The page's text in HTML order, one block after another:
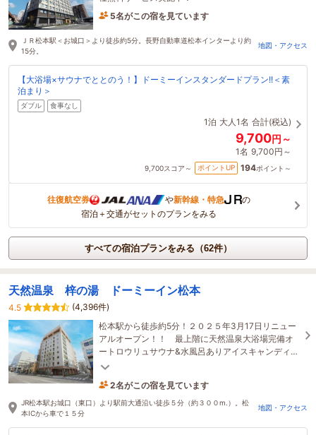
5名がこの宿を見ています
ＪＲ松本駅＜お城口＞より徒歩約5分。長野自動車道松本インターより約
15分。
地図・アクセス
【大浴場×サウナでととのう！】ドーミーインスタンダードプラン!!＜素
泊まり＞
ダブル 食事なし
1泊 大人1名 合計(税込)
9,700円～
1名 9,700円～
9,700スコア～ ポイントUP 194ポイント～
往復航空券 や新幹線・特急
の
宿泊＋交通がセットのプランをみる
すべての宿泊プランをみる（62件）
天然温泉 梓の湯 ドーミーイン松本
4.5
(4,396件)
松本駅から徒歩約5分！２０２５年3月17日リニュー
アルオープン！！ 最上階に天然温泉大浴場完備オ
ートロウリュサウナ&水風呂ありアイスキャンディ・
乳酸菌無料サービス実施中♪
2名がこの宿を見ています
1時間前に予約されました
JR松本駅お城口（東口）より駅前大通沿い徒歩５分（約３００m.）。松
本ICから車で１５分
地図・アクセス